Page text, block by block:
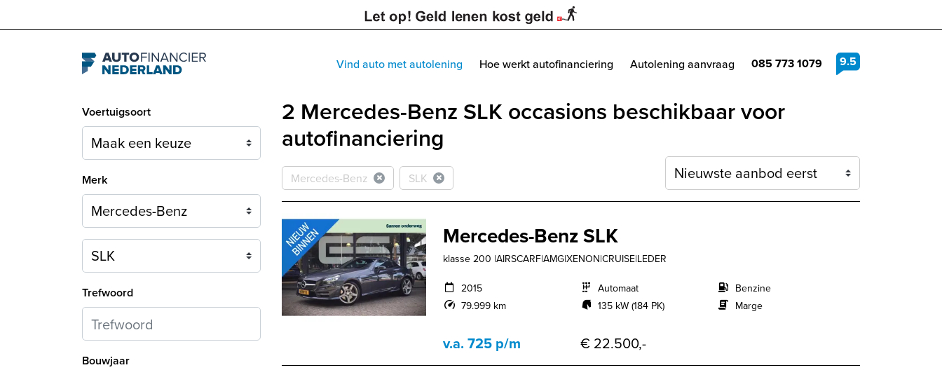
Navigation 9.5
Vind auto met autolening Hoe werkt autofinanciering Autolening aanvraag 085 773 1079
Voertuigsoort
Merk
Trefwoord
Bouwjaar
2 Mercedes-Benz SLK occasions beschikbaar voor
autofinanciering
Mercedes-Benz SLK
Mercedes-Benz SLK
klasse 200 |AIRSCARF|AMG|XENON|CRUISE|LEDER
2015
79.999 km
Automaat
135 kW (184 PK)
Benzine
Marge
v.a. 725 p/m € 22.500,-